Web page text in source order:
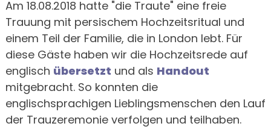
Am 18.08.2018 hatte "die Traute" eine freie
Trauung mit persischem Hochzeitsritual und
einem Teil der Familie, die in London lebt. Für
diese Gäste haben wir die Hochzeitsrede auf
englisch übersetzt und als Handout
mitgebracht. So konnten die
englischsprachigen Lieblingsmenschen den Lauf
der Trauzeremonie verfolgen und teilhaben.